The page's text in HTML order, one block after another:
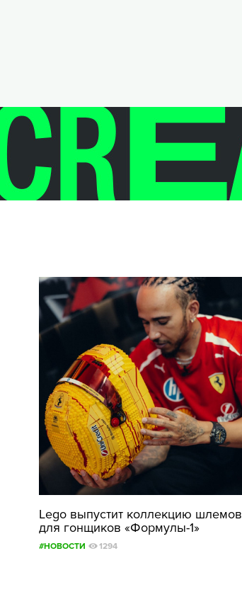
Lego выпустит коллекцию шлемов
для гонщиков «Формулы-1»
#НОВОСТИ 1294